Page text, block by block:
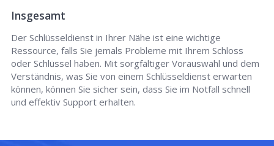
Insgesamt
Der Schlüsseldienst in Ihrer Nähe ist eine wichtige
Ressource, falls Sie jemals Probleme mit Ihrem Schloss
oder Schlüssel haben. Mit sorgfältiger Vorauswahl und dem
Verständnis, was Sie von einem Schlüsseldienst erwarten
können, können Sie sicher sein, dass Sie im Notfall schnell
und effektiv Support erhalten.